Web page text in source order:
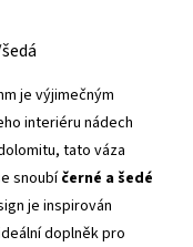
je výjimečným
interiéru nádech
tato váza
snoubíčerné a šedé
je inspirován
doplněk pro